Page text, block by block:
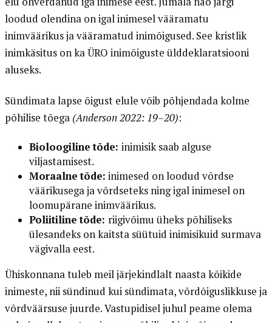
loodud olendina on igal inimesel vääramatu
inimväärikus ja vääramatud inimõigused. See kristlik
inimkäsitus on ka ÜRO inimõiguste ülddeklaratsiooni
aluseks.
Sündimata lapse õigust elule võib põhjendada kolme
põhilise tõega (Anderson 2022: 19–20):
Bioloogiline tõde: inimisik saab alguse
viljastamisest.
Moraalne tõde: inimesed on loodud võrdse
väärikusega ja võrdseteks ning igal inimesel on
loomupärane inimväärikus.
Poliitiline tõde: riigivõimu üheks põhiliseks
ülesandeks on kaitsta süütuid inimisikuid surmava
vägivalla eest.
Ühiskonnana tuleb meil järjekindlalt naasta kõikide
inimeste, nii sündinud kui sündimata, võrdõiguslikkuse ja
võrdväärsuse juurde. Vastupidisel juhul peame olema